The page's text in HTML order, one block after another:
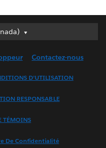
Contactez-nous
D’UTILISATION
RESPONSABLE
TÉMOINS
De Confidentialité